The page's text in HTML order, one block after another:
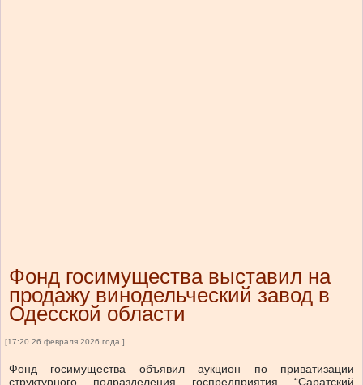
Фонд госимущества выставил на
продажу винодельческий завод в
Одесской области
[17:20 26 февраля 2026 года ]
Фонд госимущества объявил аукцион по приватизации
структурного подразделения госпредприятия “Саратский